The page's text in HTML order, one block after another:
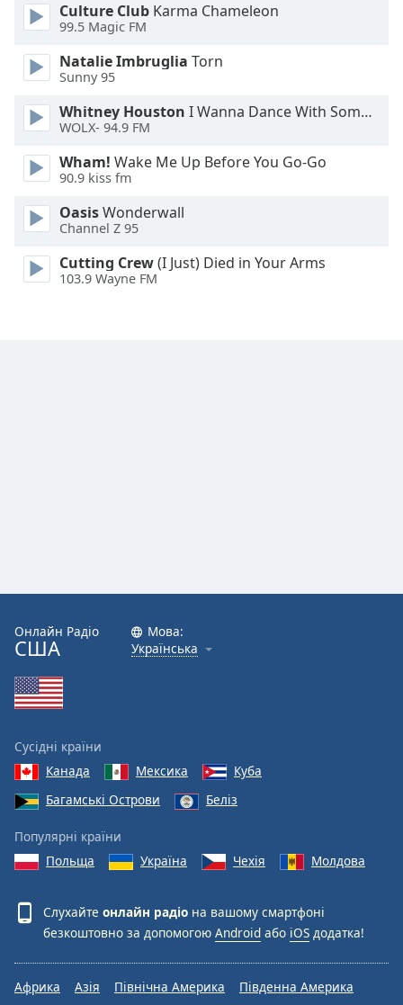
Style
Font
Family
Reset
Culture Club Karma Chameleon
99.5 Magic FM
Natalie Imbruglia Torn
Sunny 95
Whitney Houston I Wanna Dance With Somebody
WOLX- 94.9 FM
Wham! Wake Me Up Before You Go-Go
90.9 kiss fm
OasisWonderwall
Channel Z 95
Cutting Crew(I Just) Died in Your Arms
103.9 Wayne FM
Онлайн Радіо
США
Мова:
Українська
Сусідні країни
Канада
Мексика
Куба
Багамські Острови
Беліз
Популярні країни
Польща
Україна Чехія Молдова
Слухайте онлайн радіо на вашому смартфоні
безкоштовно за допомогою Android або iOS додатка!
Африка Азія Північна Америка
Південна Америка